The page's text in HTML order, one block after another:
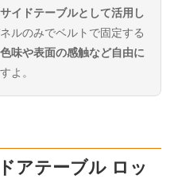
イドテーブルとして活用し
ルのみでベルトで固定する
色味や表面の感触など自由に
よ。
アテーブル ロッ